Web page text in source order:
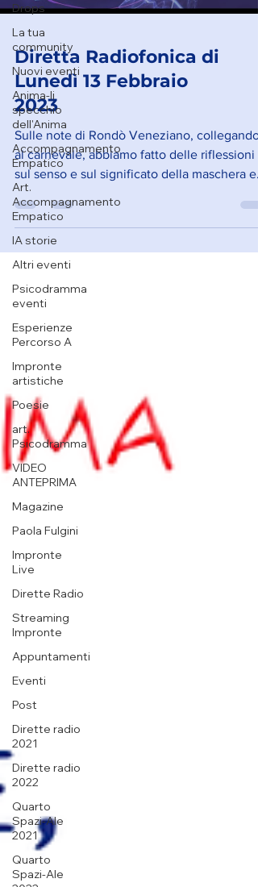
Drops
La tua
community
Nuovi eventi
Anima-li
specchio
dell'Anima
Accompagnamento
Empatico
Art.
Accompagnamento
Empatico
IA storie
Altri eventi
Psicodramma
eventi
Esperienze
Percorso A
Impronte
artistiche
Poesie
art.
Psicodramma
VIDEO
ANTEPRIMA
Magazine
Paola Fulgini
Impronte
Live
Dirette Radio
Streaming
Impronte
Appuntamenti
Eventi
Post
Dirette radio
2021
Dirette radio
2022
Quarto
Spazi-Ale
2021
Quarto
Spazi-Ale
Diretta Radiofonica di
Lunedì 13 Febbraio
2023
Sulle note di Rondò Veneziano,
al carnevale, abbiamo fatto delle riflessioni
sul senso e sul significato della maschera e
dei t